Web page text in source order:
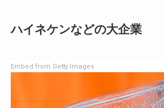
ハイネケンなどの大企業
Embed from Getty Images